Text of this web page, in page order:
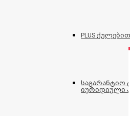
PLUS
საგარანტიო
იურიდიული